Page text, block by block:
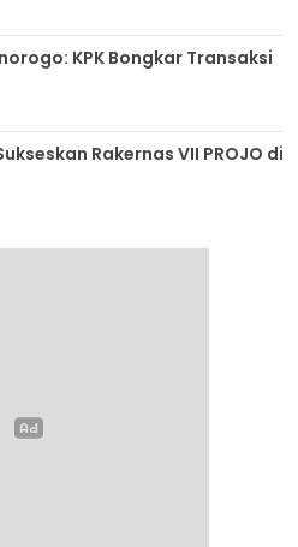
KPK Bongkar Transaksi
Rakernas VII PROJO di